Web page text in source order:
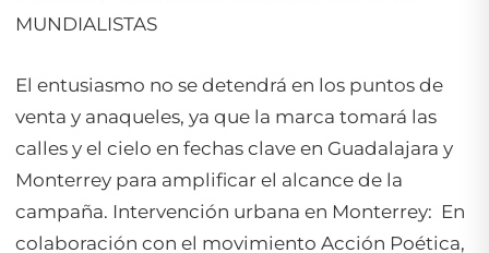
MUNDIALISTAS
El entusiasmo no se detendrá en los puntos de
venta y anaqueles, ya que la marca tomará las
calles y el cielo en fechas clave en Guadalajara y
Monterrey para amplificar el alcance de la
campaña. Intervención urbana en Monterrey: En
colaboración con el movimiento Acción Poética,